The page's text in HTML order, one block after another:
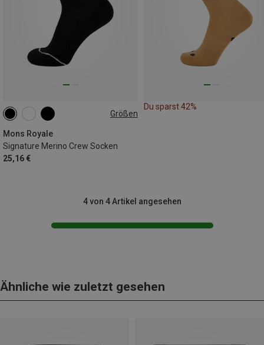
Größen
Mons Royale
Signature Merino Crew Socken
25,16 €
35|36|37|38
42|43|44
Du sparst 42%
4 von 4 Artikel angesehen
Ähnliche wie zuletzt gesehen